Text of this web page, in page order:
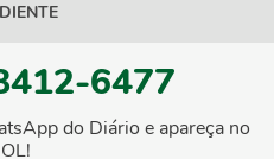
6477
do Diário e apareça no